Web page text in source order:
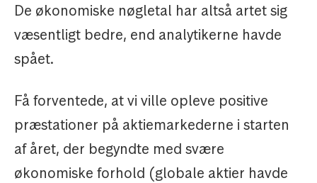
De økonomiske nøgletal har altså artet sig
væsentligt bedre, end analytikerne havde
spået.
Få forventede, at vi ville opleve positive
præstationer på aktiemarkederne i starten
af året, der begyndte med svære
økonomiske forhold (globale aktier havde